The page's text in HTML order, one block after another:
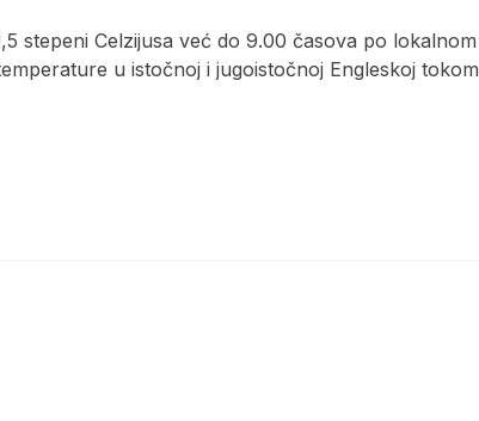
stepeni Celzijusa već do 9.00 časova po lokalnom
u istočnoj i jugoistočnoj Engleskoj tokom